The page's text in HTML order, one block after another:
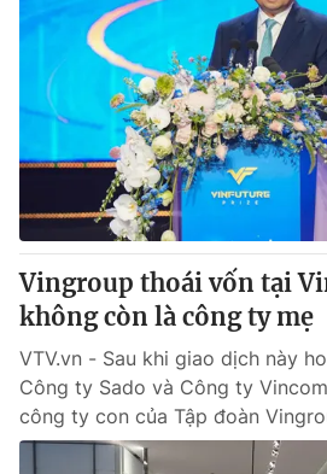
VTV Money VTV
VTV Sức khoẻ Bất
Thị trường 24h Tấm
VTV4 Vươn
VTV9 VTV8
Liên hệ tòa soạn
Vingroup thoái vốn tại
không còn là công ty mẹ
VTV.vn - Sau khi giao dịch này
Công ty Sado và Công ty
công ty con của Tập đoàn